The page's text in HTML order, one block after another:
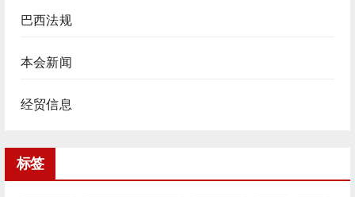
巴西法规
本会新闻
经贸信息
标签